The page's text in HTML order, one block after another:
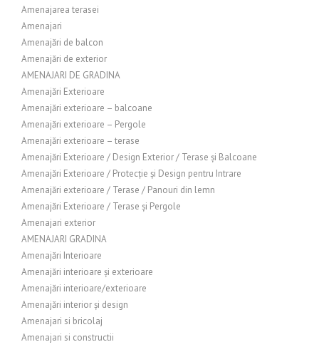
Amenajarea terasei
Amenajari
Amenajări de balcon
Amenajări de exterior
AMENAJARI DE GRADINA
Amenajări Exterioare
Amenajări exterioare – balcoane
Amenajări exterioare – Pergole
Amenajări exterioare – terase
Amenajări Exterioare / Design Exterior / Terase și Balcoane
Amenajări Exterioare / Protecție și Design pentru Intrare
Amenajări exterioare / Terase / Panouri din lemn
Amenajări Exterioare / Terase și Pergole
Amenajari exterior
AMENAJARI GRADINA
Amenajări Interioare
Amenajări interioare și exterioare
Amenajări interioare/exterioare
Amenajări interior și design
Amenajari si bricolaj
Amenajari si constructii